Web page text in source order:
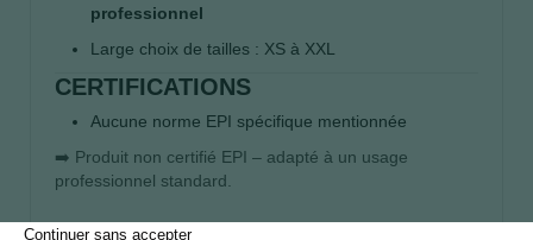
professionnel
Large choix de tailles : XS à XXL
CERTIFICATIONS
Aucune norme EPI spécifique mentionnée
➡️ Produit non certifié EPI – adapté à un usage
professionnel standard.